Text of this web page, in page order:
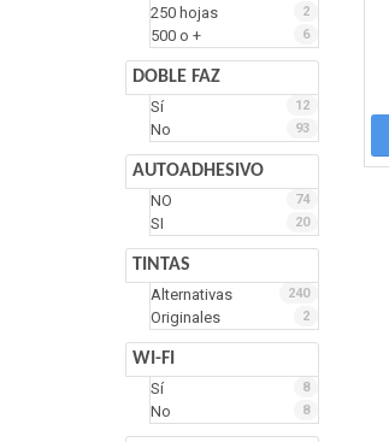
250 hojas 2
500 o + 6
DOBLE FAZ
Sí 12
No 93
AUTOADHESIVO
NO 74
SI 20
TINTAS
Alternativas 240
Originales 2
WI-FI
Sí 8
No 8